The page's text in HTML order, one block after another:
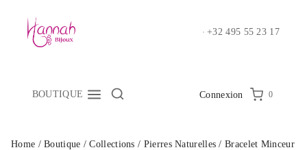
content
+32 495 55 23 17
BOUTIQUE Connexion 0
Home / Boutique / Collections / Pierres Naturelles / Bracelet Minceur